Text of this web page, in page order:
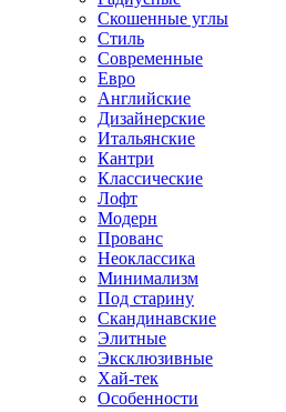
Скошенные углы
Стиль
Современные
Евро
Английские
Дизайнерские
Итальянские
Кантри
Классические
Лофт
Модерн
Прованс
Неоклассика
Минимализм
Под старину
Скандинавские
Элитные
Эксклюзивные
Хай-тек
Особенности